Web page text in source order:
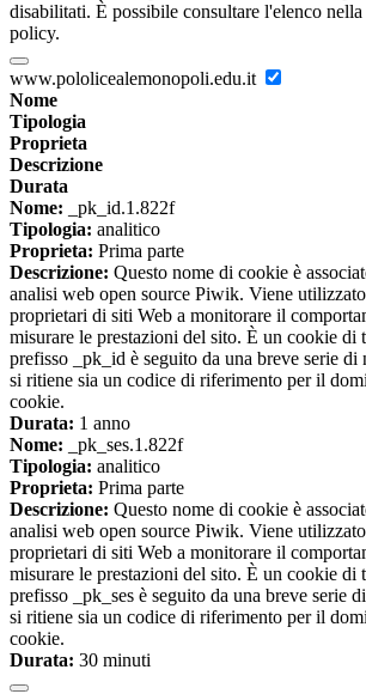
disabilitati. È possibile consultare l'elenco
policy.
www.pololicealemonopoli.edu.it
Nome
Tipologia
Proprieta
Descrizione
Durata
Nome: _pk_id.1.822f
Tipologia: analitico
Proprieta: Prima parte
Descrizione: Questo nome di cookie è
analisi web open source Piwik. Viene
proprietari di siti Web a monitorare il
misurare le prestazioni del sito. È un cookie di
prefisso _pk_id è seguito da una breve serie di
si ritiene sia un codice di riferimento per il
cookie.
Durata: 1 anno
Nome: _pk_ses.1.822f
Tipologia: analitico
Proprieta: Prima parte
Descrizione: Questo nome di cookie è
analisi web open source Piwik. Viene
proprietari di siti Web a monitorare il
misurare le prestazioni del sito. È un cookie di
prefisso _pk_ses è seguito da una breve serie
si ritiene sia un codice di riferimento per il
cookie.
Durata: 30 minuti